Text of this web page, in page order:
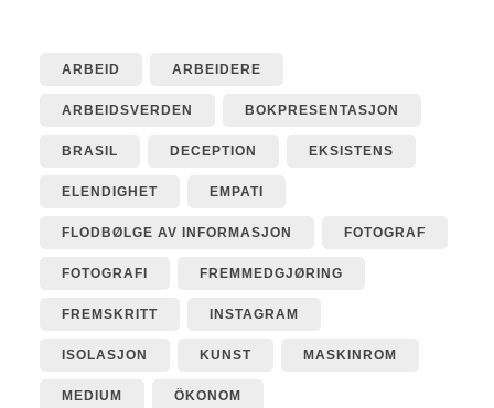
ARBEID ARBEIDERE
ARBEIDSVERDEN BOKPRESENTASJON
BRASIL DECEPTION EKSISTENS
ELENDIGHET EMPATI
FLODBØLGE AV INFORMASJON FOTOGRAF
FOTOGRAFI FREMMEDGJØRING
FREMSKRITT INSTAGRAM
ISOLASJON KUNST MASKINROM
MEDIUM ÖKONOM